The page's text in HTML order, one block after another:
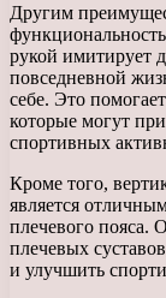
Другим
рукой имитирует
повседневной
себе. Это
которые могут
спортивных
Кроме того,
является
плечевого пояса.
плечевых
и улучшить